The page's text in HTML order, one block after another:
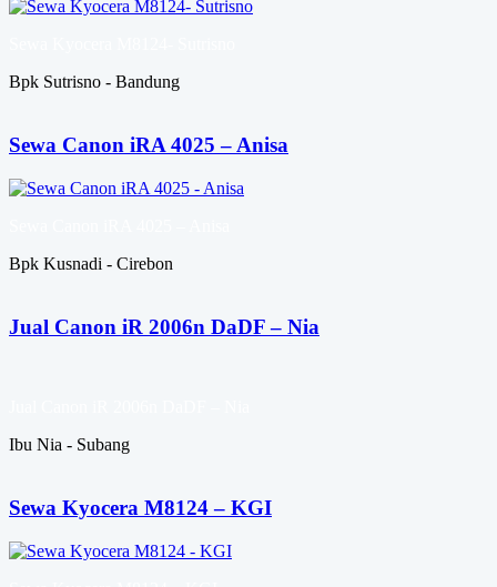
Bpk Sutrisno - Bandung
Sewa Canon iRA 4025 – Anisa
Bpk Kusnadi - Cirebon
Jual Canon iR 2006n DaDF – Nia
Ibu Nia - Subang
Sewa Kyocera M8124 – KGI